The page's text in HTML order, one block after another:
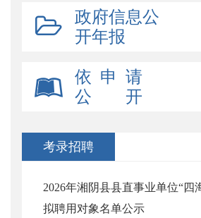
政府信息公
开年报
依 申 请
公 开
考录招聘
2026年湘阴县县直事业单位“四
拟聘用对象名单公示